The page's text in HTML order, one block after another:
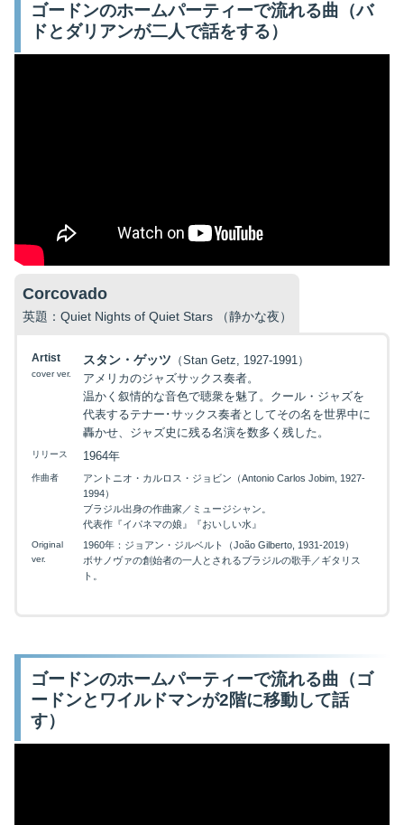
ゴードンのホームパーティーで流れる曲（バ
ドとダリアンが二人で話をする）
Corcovado
英題：Quiet Nights of Quiet Stars （静かな夜）
Artist
cover ver.
スタン・ゲッツ （Stan Getz, 1927-1991）
アメリカのジャズサックス奏者。
温かく叙情的な音色で聴衆を魅了。クール・ジャズを
代表するテナー･サックス奏者としてその名を世界中に
轟かせ、ジャズ史に残る名演を数多く残した。
リリース 1964年
作曲者
アントニオ・カルロス・ジョビン（Antonio Carlos Jobim, 1927-
1994）
ブラジル出身の作曲家／ミュージシャン。
代表作『イパネマの娘』『おいしい水』
Original
ver.
1960年：ジョアン・ジルベルト（João Gilberto, 1931-2019）
ボサノヴァの創始者の一人とされるブラジルの歌手／ギタリス
ト。
ゴードンのホームパーティーで流れる曲（ゴ
ードンとワイルドマンが2階に移動して話
す）
下記を選択して絞り込み検索もできます